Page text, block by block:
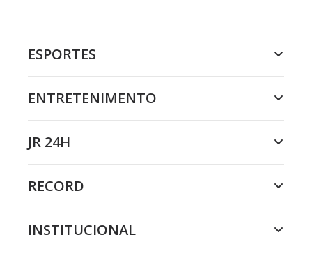
ESPORTES
ENTRETENIMENTO
JR 24H
RECORD
INSTITUCIONAL